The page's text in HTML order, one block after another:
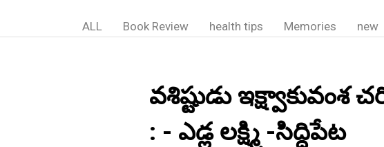
ALL Book Review health tips Memories new
వశిష్టుడు ఇక్ష్వాకువంశ
: - ఎడ్ల లక్ష్మి -సిద్దిపేట